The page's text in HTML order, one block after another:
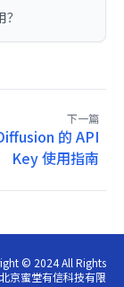
下一篇
的 API
Key 使用指南
© 2024 All Rights
京蜜堂有信科技有限